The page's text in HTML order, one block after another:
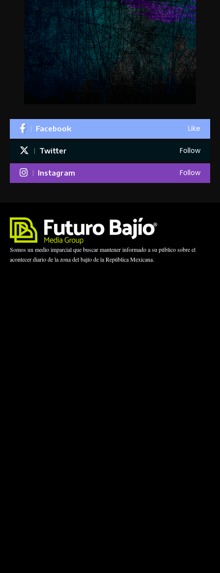
Facebook Like
Twitter Follow
Instagram Follow
Somos un medio imparcial que buscar mantener informado a su público sobre el
acontecer diario de la zona del bajío de la República Mexicana.